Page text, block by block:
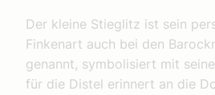
Der kleine Stieglitz ist sein
Finkenart auch bei den
genannt, symbolisiert mit
für die Distel erinnert an die